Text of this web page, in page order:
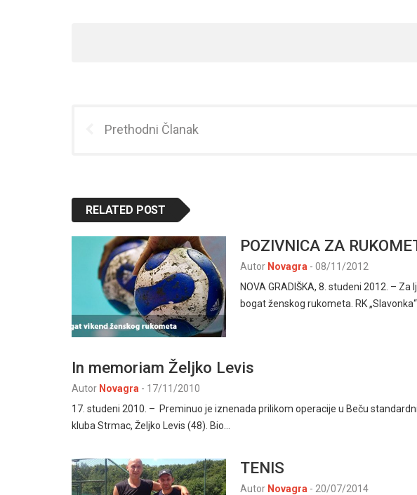
Prethodni Članak
RELATED POST
POZIVNICA ZA
Autor Novagra - 08/11/2012
NOVA GRADIŠKA, 8. studeni 2012. –
bogat ženskog rukometa. RK
In memoriam Željko Levis
Autor Novagra - 17/11/2010
17. studeni 2010. – Preminuo je iznenada prilikom operacije u Beču
kluba Strmac, Željko Levis (48). Bio…
TENIS
Autor Novagra - 20/07/2014